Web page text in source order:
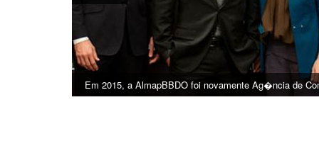
O presidente da Master, Antonio Freitas, foi o